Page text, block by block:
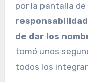
por la pantalla de
de dar los
tomó unos
todos los